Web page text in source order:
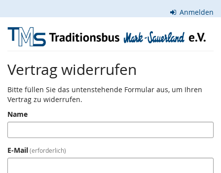
Haupt-
Inhalt
springen
Anmelden
Traditionsbus
Sauerland
e.V.
Vertrag widerrufen
Bitte füllen Sie das untenstehende Formular aus, um Ihren
Vertrag zu widerrufen.
Name
E-Mail erforderlich